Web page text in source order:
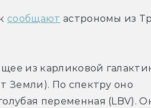
сообщают астрономы из
из карликовой
Земли). По спектру оно
переменная (LBV).